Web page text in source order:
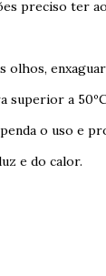
preciso ter
olhos,
superior a
o uso e
e do calor.